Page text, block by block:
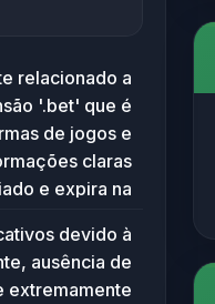
relacionado a
'.bet' que é
de jogos e
claras
e expira na
temporário.
de nome
básica para
devido à
ausência de
extremamente